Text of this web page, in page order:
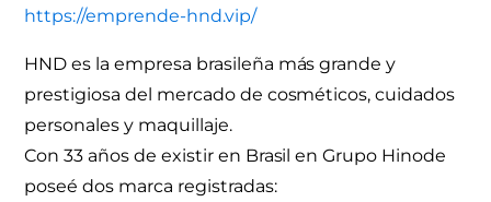
https://emprende-hnd.vip/
HND es la empresa brasileña más grande y
prestigiosa del mercado de cosméticos, cuidados
personales y maquillaje.
Con 33 años de existir en Brasil en Grupo Hinode
poseé dos marca registradas: